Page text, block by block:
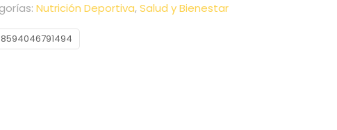
Nutrición Deportiva,Salud y Bienestar
8594046791494